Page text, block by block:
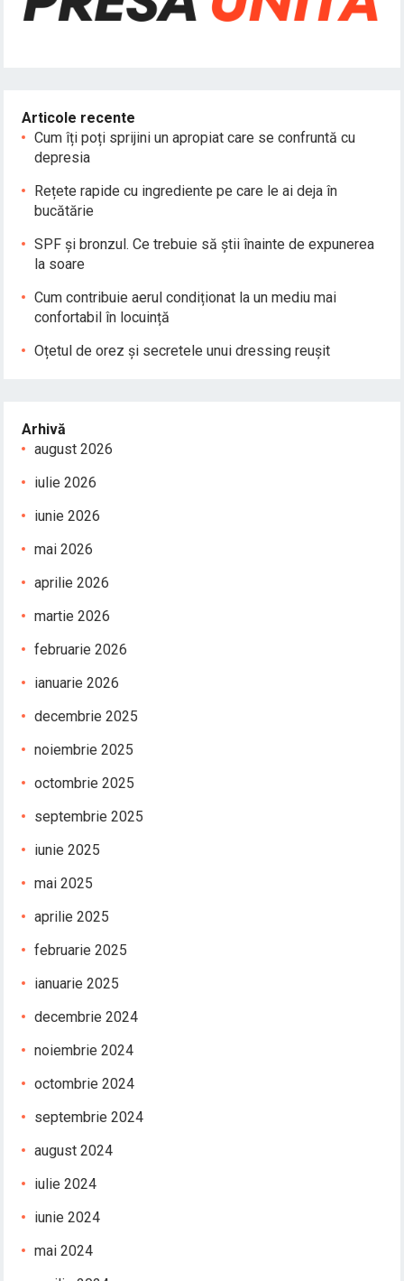
Articole recente
Cum îți poți sprijini un apropiat care se confruntă cu
depresia
Rețete rapide cu ingrediente pe care le ai deja în
bucătărie
SPF și bronzul. Ce trebuie să știi înainte de expunerea
la soare
Cum contribuie aerul condiționat la un mediu mai
confortabil în locuință
Oțetul de orez și secretele unui dressing reușit
Arhivă
august 2026
iulie 2026
iunie 2026
mai 2026
aprilie 2026
martie 2026
februarie 2026
ianuarie 2026
decembrie 2025
noiembrie 2025
octombrie 2025
septembrie 2025
iunie 2025
mai 2025
aprilie 2025
februarie 2025
ianuarie 2025
decembrie 2024
noiembrie 2024
octombrie 2024
septembrie 2024
august 2024
iulie 2024
iunie 2024
mai 2024